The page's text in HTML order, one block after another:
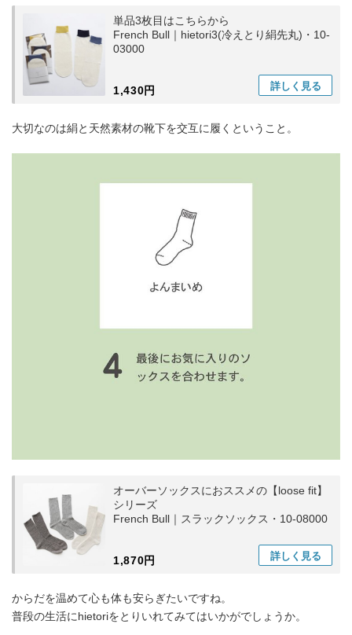
単品3枚目はこちらから
French Bull｜hietori3(冷えとり絹先丸)・10-
03000
1,430円 詳しく 見る
大切なのは絹と天然素材の靴下を交互に履くということ。
オーバーソックスにおススメの【loose fit】
シリーズ
French Bull｜スラックソックス・10-08000
1,870円 詳しく 見る
からだを温めて心も体も安らぎたいですね。
普段の生活にhietoriをとりいれてみてはいかがでしょうか。